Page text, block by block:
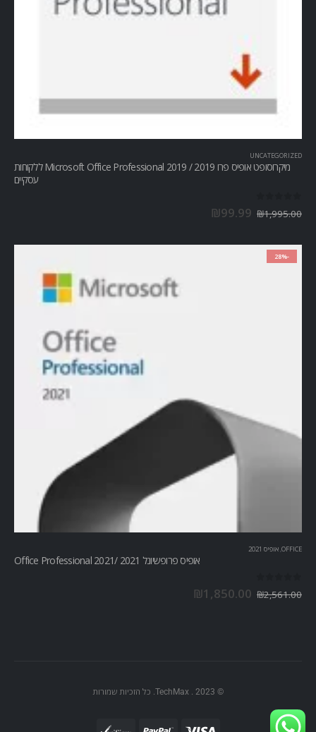
UNCATEGORIZED
מיקרוסופט אופיס פרו Microsoft Office Professional 2019 / 2019 ללקוחות
עסקיים
₪1,995.00
₪99.99
-28%
OFFICE
, אופיס 2021
אופיס פרופשיונל 2021 /Office Professional 2021
₪2,561.00
₪1,850.00
© TechMax . 2023. כל הזכיות שמורות